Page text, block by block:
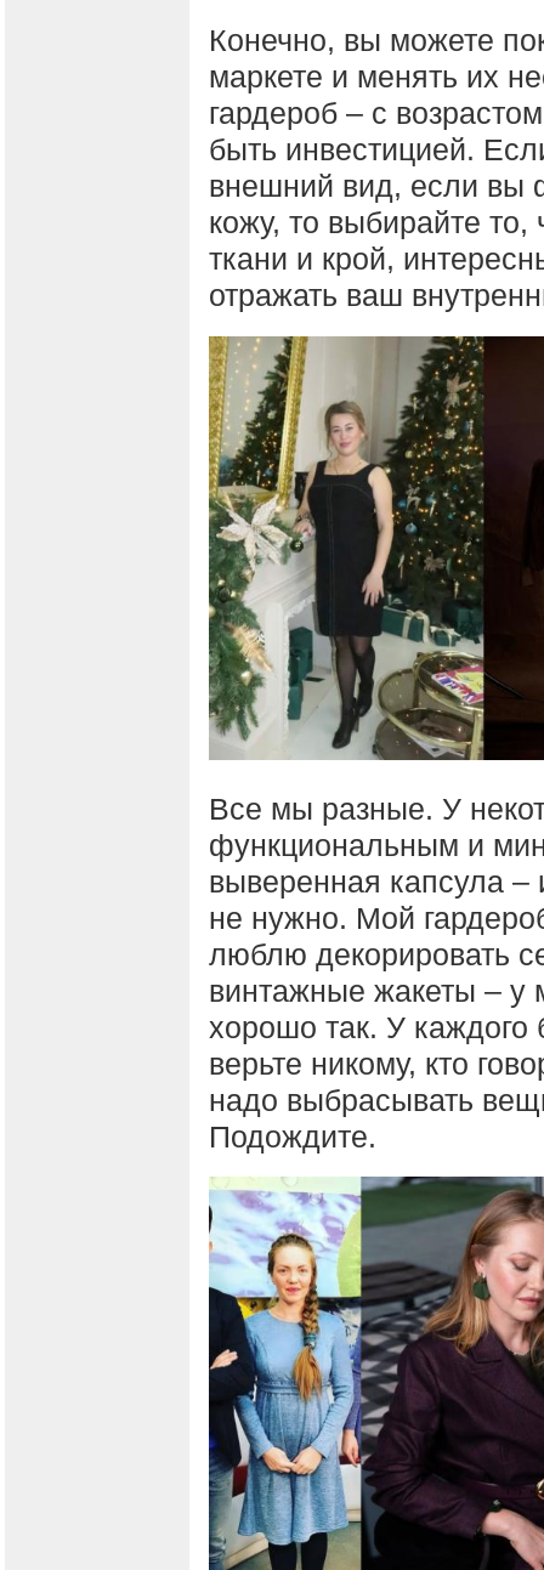
Конечно, вы можете
маркете и менять их
гардероб – с
быть инвестицией.
внешний вид, если вы
кожу, то выбирайте то,
ткани и крой,
отражать ваш
Все мы разные. У
функциональным и
выверенная капсула
не нужно. Мой
люблю декорировать
винтажные жакеты – у
хорошо так. У каждого
верьте никому, кто
надо выбрасывать
Подождите.